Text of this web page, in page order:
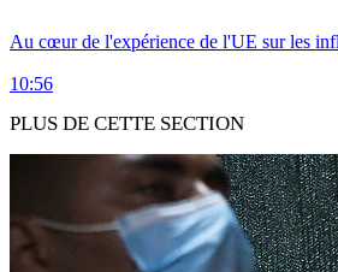
Au cœur de l'expérience de l'UE sur les
10:56
PLUS DE CETTE SECTION